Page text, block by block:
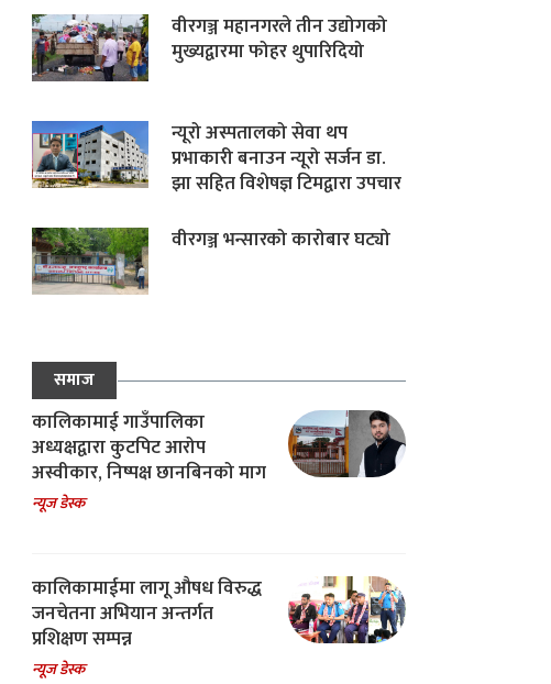
वीरगञ्ज महानगरले तीन उद्योगको
मुख्यद्वारमा फोहर थुपारिदियो
न्यूरो अस्पतालको सेवा थप
प्रभाकारी बनाउन न्यूरो सर्जन डा.
झा सहित विशेषज्ञ टिमद्वारा उपचार
वीरगञ्ज भन्सारको कारोबार घट्यो
समाज
कालिकामाई गाउँपालिका
अध्यक्षद्वारा कुटपिट आरोप
अस्वीकार, निष्पक्ष छानबिनको माग
न्यूज डेस्क
कालिकामाईमा लागू औषध विरुद्ध
जनचेतना अभियान अन्तर्गत
प्रशिक्षण सम्पन्न
न्यूज डेस्क